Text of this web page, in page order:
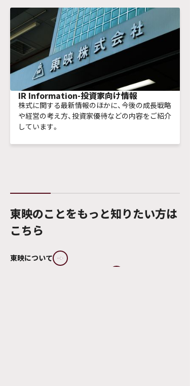
IR Information-投資家向け情報
株式に関する最新情報のほかに、今後の成長戦略
や経営の考え方、投資家優待などの内容をご紹介
しています。
東映のことをもっと知りたい方は
こちら